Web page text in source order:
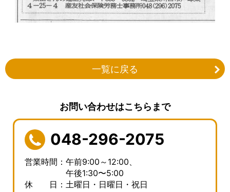
一覧に戻る
お問い合わせはこちらまで
048-296-2075
営業時間：午前9:00～12:00、
午後1:30〜5:00
休 日：土曜日・日曜日・祝日